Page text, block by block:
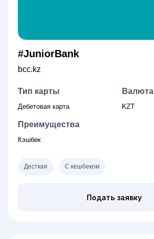
#JuniorBank
bcc.kz
Тип карты
Дебетовая карта
Валюта
KZT
Преимущества
Кэшбек
Подать заявку
Десткая С кешбеком